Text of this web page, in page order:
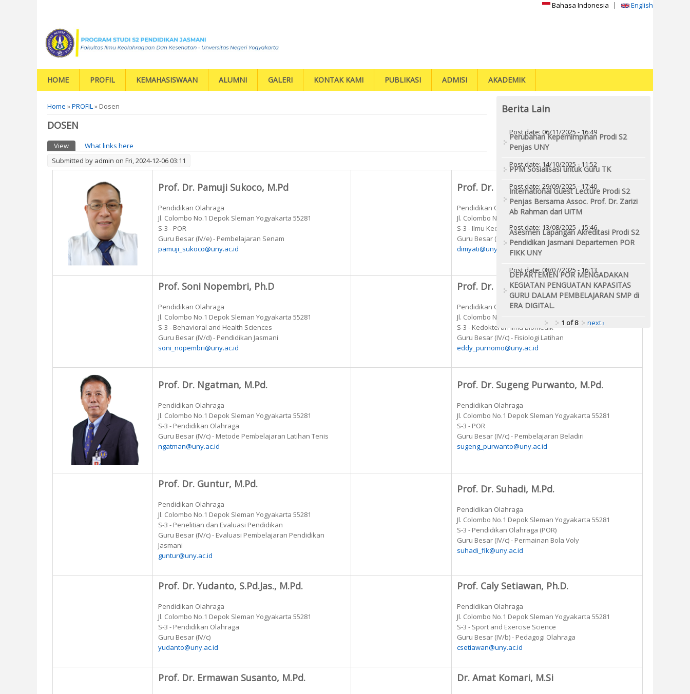
Bahasa Indonesia English
HOME PROFIL KEMAHASISWAAN ALUMNI GALERI KONTAK KAMI PUBLIKASI ADMISI AKADEMIK
You are here
Home »PROFIL» Dosen
DOSEN
Primary tabs
View (active tab)
What links here
Submitted by admin on Fri, 2024-12-06 03:11
Prof. Dr. Pamuji Sukoco, M.Pd
Pendidikan Olahraga
Jl. Colombo No.1 Depok Sleman Yogyakarta 55281
S-3 - POR
Guru Besar (IV/e) - Pembelajaran Senam
pamuji_sukoco@uny.ac.id
Prof. Dr. Dimyati, M.Si.
Pendidikan Olahraga
Jl. Colombo No.1 Depok Sleman Yogyakarta 55281
S-3 - Ilmu Keolahragaan
Guru Besar (IV/d) - Psikologi Olahraga
dimyati@uny.ac.id
Prof. Soni Nopembri, Ph.D
Pendidikan Olahraga
Jl. Colombo No.1 Depok Sleman Yogyakarta 55281
S-3 - Behavioral and Health Sciences
Guru Besar (IV/d) - Pendidikan Jasmani
soni_nopembri@uny.ac.id
Prof. Dr. Drs. Eddy Purnomo, M.Kes.
Pendidikan Olahraga
Jl. Colombo No.1 Depok Sleman Yogyakarta 55281
S-3 - Kedokteran Ilmu Biomedik
Guru Besar (IV/c) - Fisiologi Latihan
eddy_purnomo@uny.ac.id
Prof. Dr. Ngatman, M.Pd.
Pendidikan Olahraga
Jl. Colombo No.1 Depok Sleman Yogyakarta 55281
S-3 - Pendidikan Olahraga
Guru Besar (IV/c) - Metode Pembelajaran Latihan Tenis
ngatman@uny.ac.id
Prof. Dr. Sugeng Purwanto, M.Pd.
Pendidikan Olahraga
Jl. Colombo No.1 Depok Sleman Yogyakarta 55281
S-3 - POR
Guru Besar (IV/c) - Pembelajaran Beladiri
sugeng_purwanto@uny.ac.id
Prof. Dr. Guntur, M.Pd.
Pendidikan Olahraga
Jl. Colombo No.1 Depok Sleman Yogyakarta 55281
S-3 - Penelitian dan Evaluasi Pendidikan
Guru Besar (IV/c) - Evaluasi Pembelajaran Pendidikan
Jasmani
guntur@uny.ac.id
Prof. Dr. Suhadi, M.Pd.
Pendidikan Olahraga
Jl. Colombo No.1 Depok Sleman Yogyakarta 55281
S-3 - Pendidikan Olahraga (POR)
Guru Besar (IV/c) - Permainan Bola Voly
suhadi_fik@uny.ac.id
Prof. Dr. Yudanto, S.Pd.Jas., M.Pd.
Pendidikan Olahraga
Jl. Colombo No.1 Depok Sleman Yogyakarta 55281
S-3 - Pendidikan Olahraga
Guru Besar (IV/c)
yudanto@uny.ac.id
Prof. Caly Setiawan, Ph.D.
Pendidikan Olahraga
Jl. Colombo No.1 Depok Sleman Yogyakarta 55281
S-3 - Sport and Exercise Science
Guru Besar (IV/b) - Pedagogi Olahraga
csetiawan@uny.ac.id
Prof. Dr. Ermawan Susanto, M.Pd. Dr. Amat Komari, M.Si
Berita Lain
Post date: 06/11/2025 - 16:49
Perubahan Kepemimpinan Prodi S2
Penjas UNY
Post date:14/10/2025 - 11:52
PPM Sosialisasi untuk Guru TK
Post date: 29/09/2025 - 17:40
International Guest Lecture Prodi S2
Penjas Bersama Assoc. Prof. Dr. Zarizi
Ab Rahman dari UiTM
Post date: 13/08/2025 - 15:46
Asesmen Lapangan Akreditasi Prodi S2
Pendidikan Jasmani Departemen POR
FIKK UNY
Post date:08/07/2025 - 16:13
DEPARTEMEN POR MENGADAKAN
KEGIATAN PENGUATAN KAPASITAS
GURU DALAM PEMBELAJARAN SMP di
ERA DIGITAL.
1 of 8 next ›